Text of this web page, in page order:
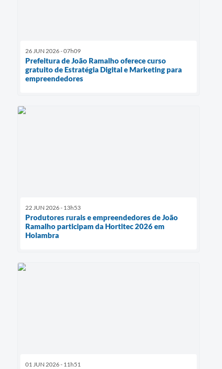
26 JUN 2026 - 07h09
Prefeitura de João Ramalho oferece curso
gratuito de Estratégia Digital e Marketing para
empreendedores
22 JUN 2026 - 13h53
Produtores rurais e empreendedores de João
Ramalho participam da Hortitec 2026 em
Holambra
01 JUN 2026 - 11h51